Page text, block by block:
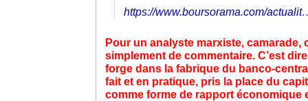
https://www.boursorama.com/
Pour un analyste marxiste, camarade,
simplement de commentaire. C’est
forge dans la fabrique du banco-
fait et en pratique, pris la place du
comme forme de rapport économique